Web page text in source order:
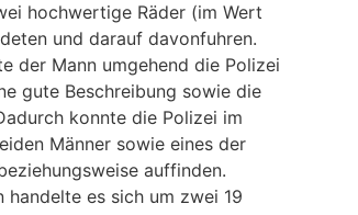
hochwertige Räder (im Wert
und darauf davonfuhren.
der Mann umgehend die Polizei
gute Beschreibung sowie die
konnte die Polizei im
Männer sowie eines der
auffinden.
handelte es sich um zwei 19